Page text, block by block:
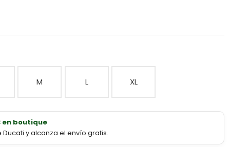
M L XL
en boutique
y alcanza el envío gratis.